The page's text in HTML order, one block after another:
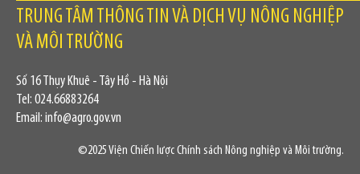
TRUNG TÂM THÔNG TIN VÀ DỊCH VỤ NÔNG NGHIỆP
VÀ MÔI TRƯỜNG
Số 16 Thụy Khuê - Tây Hồ - Hà Nội
Tel: 024.66883264
Email: info@agro.gov.vn
©2025 Viện Chiến lược Chính sách Nông nghiệp và Môi trường.